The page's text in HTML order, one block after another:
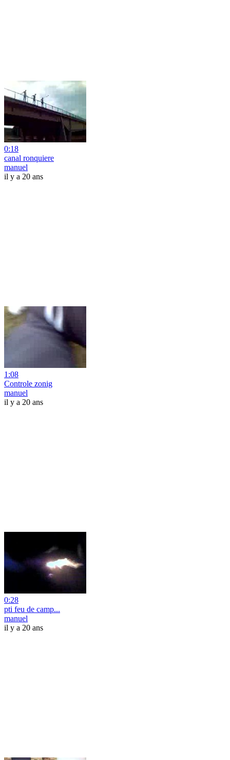
0:18
canal ronquiere
manuel
il y a 20 ans
1:08
Controle zonig
manuel
il y a 20 ans
0:28
pti feu de camp...
manuel
il y a 20 ans